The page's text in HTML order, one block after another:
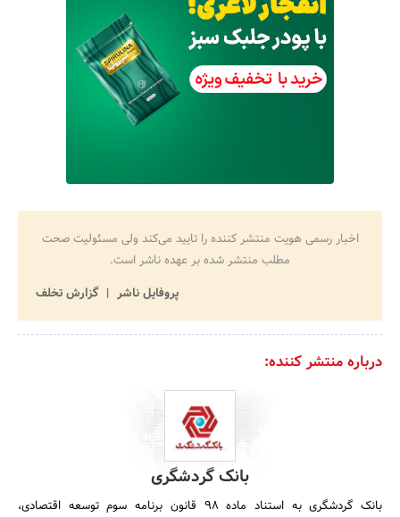
اخبار رسمی هویت منتشر کننده را تایید می‌کند ولی مسئولیت صحت
مطلب منتشر شده بر عهده ناشر است.
پروفایل ناشر
گزارش تخلف
درباره منتشر کننده:
بانک گردشگری
بانک گردشگری به استناد ماده 98 قانون برنامه سوم توسعه اقتصادی،